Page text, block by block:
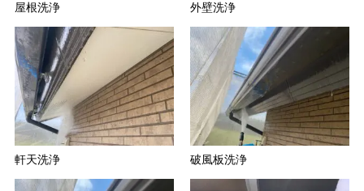
屋根洗浄 外壁洗浄
軒天洗浄 破風板洗浄